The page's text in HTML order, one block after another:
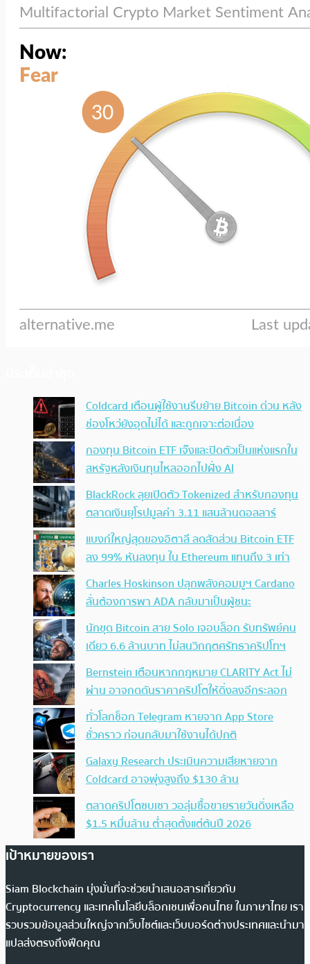
Coldcard เตือนผู้ใช้งานรีบย้าย Bitcoin ด่วน หลัง
ช่องโหว่ยังอุดไม่ได้ และถูกเจาะต่อเนื่อง
กองทุน Bitcoin ETF เจ๊งและปิดตัวเป็นแห่งแรกใน
สหรัฐหลังเงินทุนไหลออกไปฝั่ง AI
BlackRock ลุยเปิดตัว Tokenized สำหรับกองทุน
ตลาดเงินยุโรปมูลค่า 3.11 แสนล้านดอลลาร์
แบงก์ใหญ่สุดของอิตาลี ลดสัดส่วน Bitcoin ETF
ลง 99% หันลงทุน ใน Ethereum แทนถึง 3 เท่า
Charles Hoskinson ปลุกพลังคอมมูฯ Cardano
ลั่นต้องการพา ADA กลับมาเป็นผู้ชนะ
นักขุด Bitcoin สาย Solo เจอบล็อก รับทรัพย์คน
เดียว 6.6 ล้านบาท ไม่สนวิกฤตศรัทธาคริปโทฯ
Bernstein เตือนหากกฎหมาย CLARITY Act ไม่
ผ่าน อาจกดดันราคาคริปโตให้ดิ่งลงอีกระลอก
ทั่วโลกช็อก Telegram หายจาก App Store
ชั่วคราว ก่อนกลับมาใช้งานได้ปกติ
Galaxy Research ประเมินความเสียหายจาก
Coldcard อาจพุ่งสูงถึง $130 ล้าน
ตลาดคริปโตซบเซา วอลุ่มซื้อขายรายวันดิ่งเหลือ
$1.5 หมื่นล้าน ต่ำสุดตั้งแต่ต้นปี 2026
เป้าหมายของเรา
Siam Blockchain มุ่งมั่นที่จะช่วยนำเสนอสารเกี่ยวกับ
Cryptocurrency และเทคโนโลยีบล็อกเชนเพื่อคนไทย ในภาษาไทย เรา
รวบรวมข้อมูลส่วนใหญ่จากเว็บไซต์และเว็บบอร์ดต่างประเทศและนำมา
แปลส่งตรงถึงฟีดคุณ